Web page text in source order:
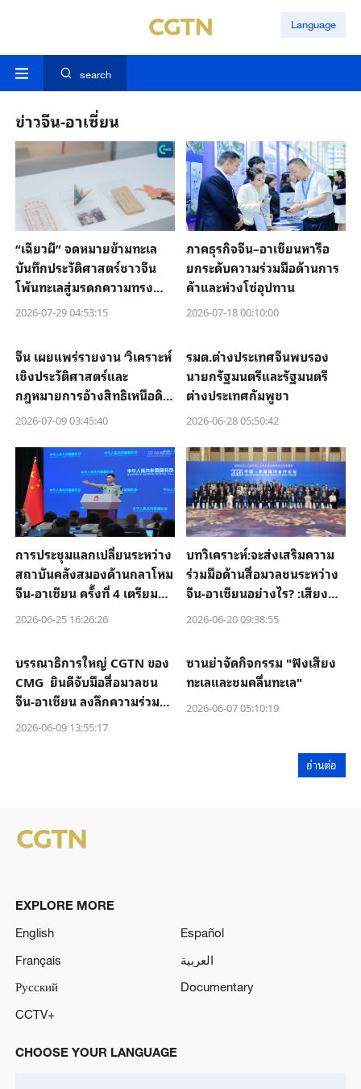
Language
search
ข่าวจีน-อาเซี่ยน
“เฉียวผี” จดหมายข้ามทะเล
บันทึกประวัติศาสตร์ชาวจีน
โพ้นทะเลสู่มรดกความทรงจำ
ของโลก
2026-07-29 04:53:15
ภาคธุรกิจจีน–อาเซียนหารือ
ยกระดับความร่วมมือด้านการ
ค้าและห่วงโซ่อุปทาน
2026-07-18 00:10:00
จีน เผยแพร่รายงาน ‘วิเคราะห์
เชิงประวัติศาสตร์และ
กฎหมายการอ้างสิทธิเหนือดิน
แดนฟิลิปปินส์ในทะเลจีนใต้’
2026-07-09 03:45:40
รมต.ต่างประเทศจีนพบรอง
นายกรัฐมนตรีและรัฐมนตรี
ต่างประเทศกัมพูชา
2026-06-28 05:50:42
การประชุมแลกเปลี่ยนระหว่าง
สถาบันคลังสมองด้านกลาโหม
จีน-อาเซียน ครั้งที่ 4 เตรียมจัด
ขึ้นที่คุนหมิง
2026-06-25 16:26:26
บทวิเคราะห์:จะส่งเสริมความ
ร่วมมือด้านสื่อมวลชนระหว่าง
จีน-อาเซียนอย่างไร? :เสียง
สะท้อนจากจีนและไทย
2026-06-20 09:38:55
บรรณาธิการใหญ่ CGTN ของ
CMG ยินดีจับมือสื่อมวลชน
จีน-อาเซียน ลงลึกความร่วม
มือรอบด้าน
2026-06-09 13:55:17
ซานย่าจัดกิจกรรม "ฟังเสียง
ทะเลและชมคลื่นทะเล"
2026-06-07 05:10:19
อ่านต่อ
EXPLORE MORE
English
Español
Français
العربية
Русский
Documentary
CCTV+
CHOOSE YOUR LANGUAGE